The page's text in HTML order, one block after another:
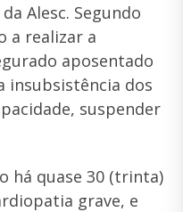
Alesc. Segundo
a realizar a
aposentado
insubsistência dos
suspender
há quase 30 (trinta)
grave, e